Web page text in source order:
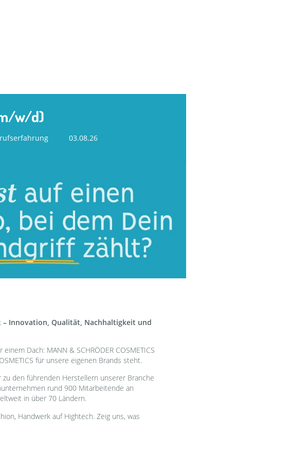
w/d)
03.08.26
– Innovation, Qualität, Nachhaltigkeit und
Dach: MANN & SCHRÖDER COSMETICS
für unsere eigenen Brands steht.
den führenden Herstellern unserer Branche
rund 900 Mitarbeitende an
in über 70 Ländern.
Handwerk auf Hightech. Zeig uns, was